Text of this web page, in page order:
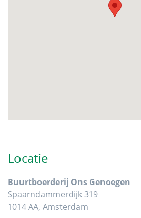
Locatie
Buurtboerderij Ons Genoegen
Spaarndammerdijk 319
1014 AA, Amsterdam